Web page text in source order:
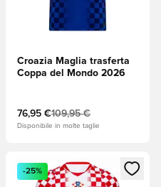
Croazia Maglia trasferta
Coppa del Mondo 2026
76,95 €109,95 €
Disponibile in molte taglie
accedere o registrarsi come
Apre una finestra modale
-25%